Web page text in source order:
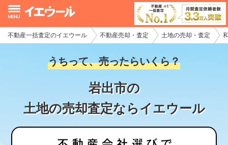
不動産一括査定のイエウール 不動産売却・査定 土地の売却・査定
うちって、売ったらいくら？
岩出市の
土地の売却査定ならイエウール
イエウール加盟希望の不動産会社様
初めての方へ
不動産の売却・一括査定
家査定シミュレーター